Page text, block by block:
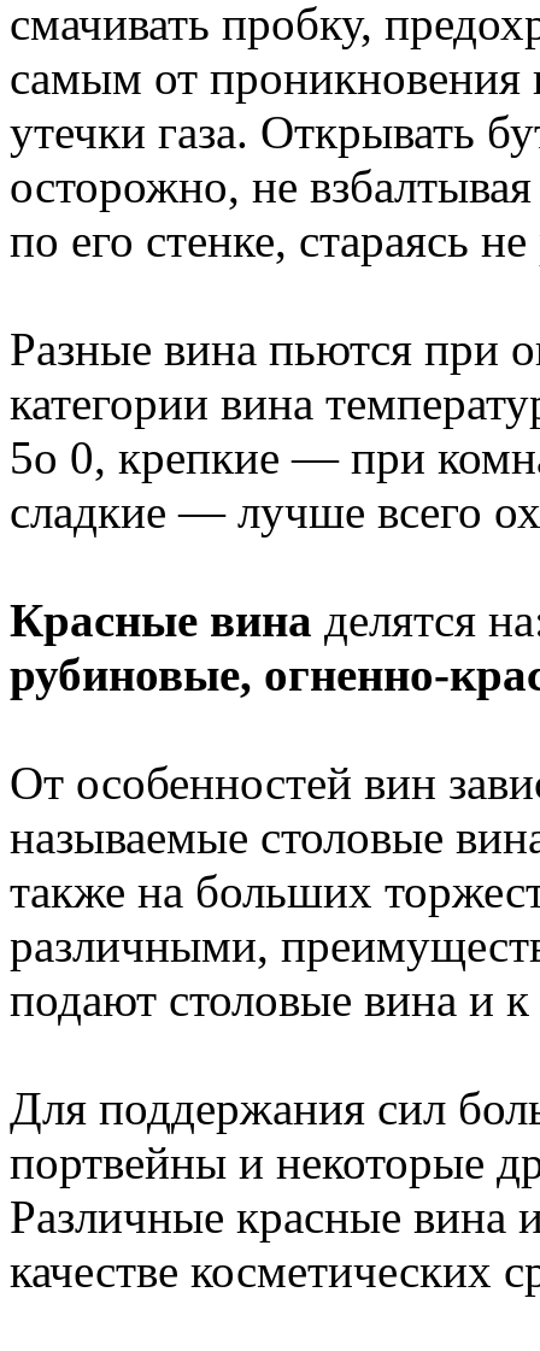
смачивать пробку,
самым от
утечки газа. Открывать
осторожно, не
по его стенке, стараясь
Разные вина пьются при
категории вина
5о 0, крепкие — при
сладкие — лучше всего
Красные вина делятся
рубиновые, огненно-
От особенностей вин
называемые столовые
также на больших
различными,
подают столовые вина и
Для поддержания сил
портвейны и некоторые
Различные красные вина
качестве косметических